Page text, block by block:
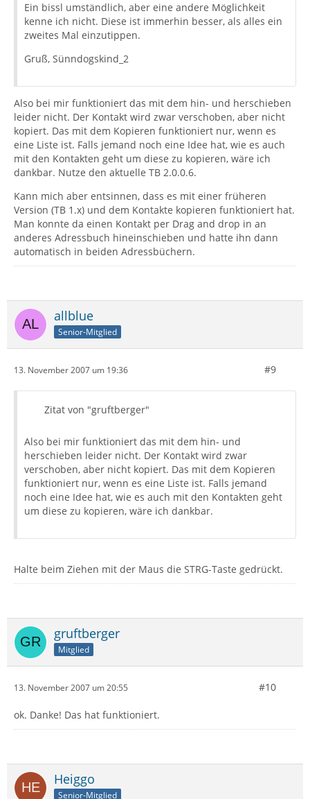
Ein bissl umständlich, aber eine andere Möglichkeit
kenne ich nicht. Diese ist immerhin besser, als alles ein
zweites Mal einzutippen.
Gruß, Sünndogskind_2
Also bei mir funktioniert das mit dem hin- und herschieben
leider nicht. Der Kontakt wird zwar verschoben, aber nicht
kopiert. Das mit dem Kopieren funktioniert nur, wenn es
eine Liste ist. Falls jemand noch eine Idee hat, wie es auch
mit den Kontakten geht um diese zu kopieren, wäre ich
dankbar. Nutze den aktuelle TB 2.0.0.6.
Kann mich aber entsinnen, dass es mit einer früheren
Version (TB 1.x) und dem Kontakte kopieren funktioniert hat.
Man konnte da einen Kontakt per Drag and drop in an
anderes Adressbuch hineinschieben und hatte ihn dann
automatisch in beiden Adressbüchern.
allblue
Senior-Mitglied
13. November 2007 um 19:36 #9
Zitat von "gruftberger"
Also bei mir funktioniert das mit dem hin- und
herschieben leider nicht. Der Kontakt wird zwar
verschoben, aber nicht kopiert. Das mit dem Kopieren
funktioniert nur, wenn es eine Liste ist. Falls jemand
noch eine Idee hat, wie es auch mit den Kontakten geht
um diese zu kopieren, wäre ich dankbar.
Halte beim Ziehen mit der Maus die STRG-Taste gedrückt.
gruftberger
Mitglied
13. November 2007 um 20:55 #10
ok. Danke! Das hat funktioniert.
Heiggo
Senior-Mitglied